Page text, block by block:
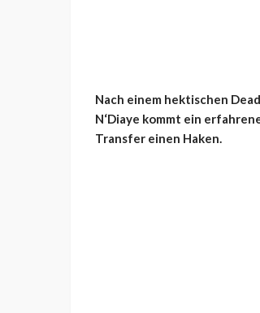
Nach einem hektischen
N‘Diaye kommt ein
Transfer einen Haken.